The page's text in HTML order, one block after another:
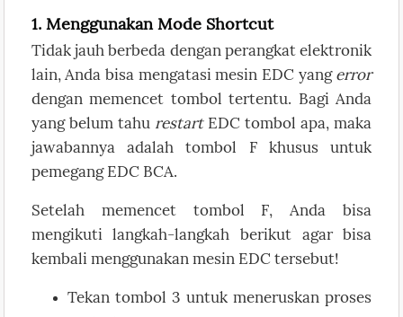
1. Menggunakan Mode Shortcut
Tidak jauh berbeda dengan perangkat elektronik
lain, Anda bisa mengatasi mesin EDC yang error
dengan memencet tombol tertentu. Bagi Anda
yang belum tahu restartEDC tombol apa, maka
jawabannya adalah tombol F khusus untuk
pemegang EDC BCA.
Setelah memencet tombol F, Anda bisa
mengikuti langkah-langkah berikut agar bisa
kembali menggunakan mesin EDC tersebut!
Tekan tombol 3 untuk meneruskan proses